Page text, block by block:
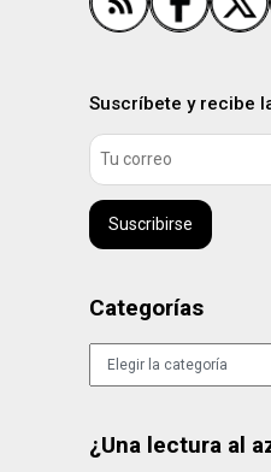
Suscríbete y recibe
Suscribirse
Categorías
Categorías
¿Una lectura al